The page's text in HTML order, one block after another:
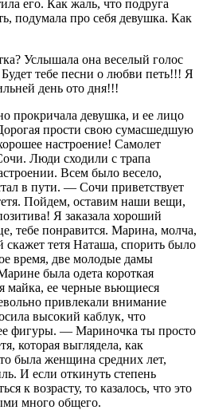
его. Как жаль, что подруга
подумала про себя девушка. Как
Услышала она веселый голос
тебе песни о любви петь!!! Я
день ото дня!!!
прокричала девушка, и ее лицо
прости свою сумасшедшую
настроение! Самолет
Люди сходили с трапа
Всем было весело,
в пути. — Сочи приветствует
Пойдем, оставим наши вещи,
Я заказала хороший
тебе понравится. Марина, молча,
скажет тетя Наташа, спорить было
время, две молодые дамы
была одета короткая
майка, ее черные вьющиеся
привлекали внимание
высокий каблук, что
фигуры. — Мариночка ты просто
которая выглядела, как
была женщина средних лет,
И если откинуть степень
к возрасту, то казалось, что это
много общего.